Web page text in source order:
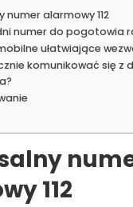
numer alarmowy 112
numer do pogotowia
ułatwiające
komunikować się z
112